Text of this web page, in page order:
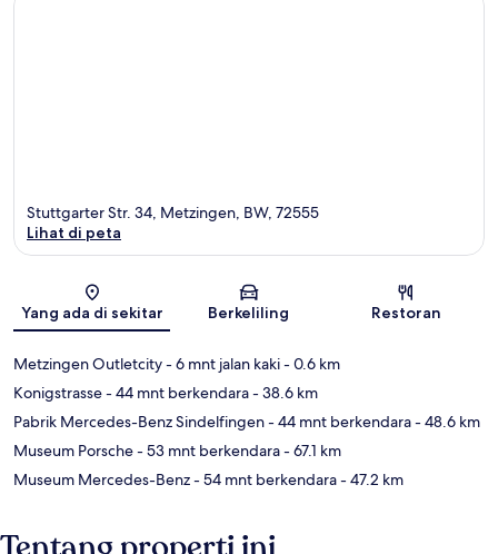
Peta
Stuttgarter Str. 34, Metzingen, BW, 72555
Lihat di peta
Yang ada di sekitar Berkeliling Restoran
Metzingen Outletcity- 6 mnt jalan kaki- 0.6 km
Konigstrasse- 44 mnt berkendara- 38.6 km
Pabrik Mercedes-Benz Sindelfingen- 44 mnt berkendara- 48.6 km
Museum Porsche- 53 mnt berkendara- 67.1 km
Museum Mercedes-Benz- 54 mnt berkendara- 47.2 km